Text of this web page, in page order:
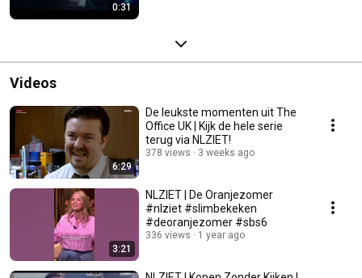
0:31
Videos
6:29
De leukste momenten uit The
Office UK | Kijk de hele serie
terug via NLZIET!
378 views 3 weeks ago
3:21
NLZIET | De Oranjezomer
#nlziet #slimbekeken
#deoranjezomer #sbs6
336 views 1 year ago